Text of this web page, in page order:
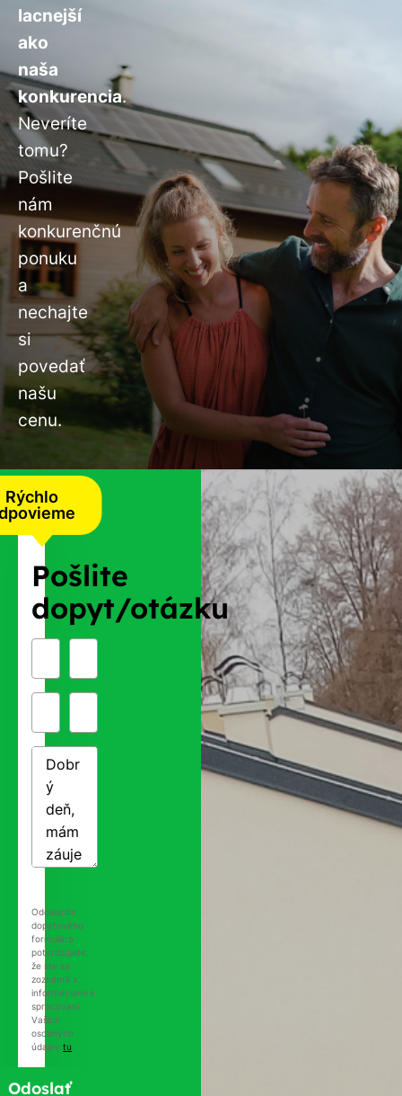
lacnejší
ako
naša
konkurencia.
Neveríte
tomu?
Pošlite
nám
konkurenčnú
ponuku
a
nechajte
si
povedať
našu
cenu.
Rýchlo
Pošlite
dopyt/otázku
Odoslaním
dopytového
formulára
potvrdzujete,
že ste sa
zoznámili s
informáciami o
spracovaní
Vašich
osobných
údajov tu